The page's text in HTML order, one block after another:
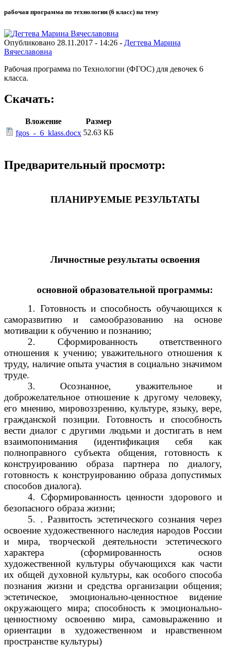
рабочая программа по технологии (6 класс) на тему
Опубликовано 28.11.2017 - 14:26 - Дегтева Марина
Вячеславовна
Рабочая программа по Технологии (ФГОС) для девочек 6
класса.
Скачать:
Вложение
Размер
fgos_-_6_klass.docx 52.63 КБ
Предварительный просмотр:
ПЛАНИРУЕМЫЕ РЕЗУЛЬТАТЫ
Личностные результаты освоения
основной образовательной программы:
1. Готовность и способность обучающихся к
саморазвитию и самообразованию на основе
мотивации к обучению и познанию;
2. Сформированность ответственного
отношения к учению; уважительного отношения к
труду, наличие опыта участия в социально значимом
труде.
3. Осознанное, уважительное и
доброжелательное отношение к другому человеку,
его мнению, мировоззрению, культуре, языку, вере,
гражданской позиции. Готовность и способность
вести диалог с другими людьми и достигать в нем
взаимопонимания (идентификация себя как
полноправного субъекта общения, готовность к
конструированию образа партнера по диалогу,
готовность к конструированию образа допустимых
способов диалога).
4. Сформированность ценности здорового и
безопасного образа жизни;
5. . Развитость эстетического сознания через
освоение художественного наследия народов России
и мира, творческой деятельности эстетического
характера (сформированность основ
художественной культуры обучающихся как части
их общей духовной культуры, как особого способа
познания жизни и средства организации общения;
эстетическое, эмоционально-ценностное видение
окружающего мира; способность к эмоционально-
ценностному освоению мира, самовыражению и
ориентации в художественном и нравственном
пространстве культуры)